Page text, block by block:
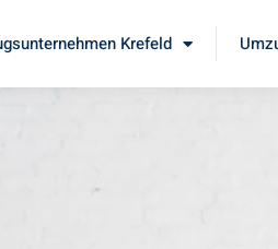
Krefeld